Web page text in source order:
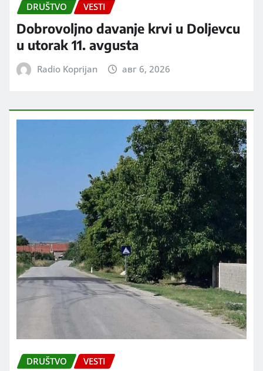
DRUŠTVO VESTI
Dobrovoljno davanje krvi u Doljevcu
u utorak 11. avgusta
Radio Koprijan авг 6, 2026
DRUŠTVO VESTI